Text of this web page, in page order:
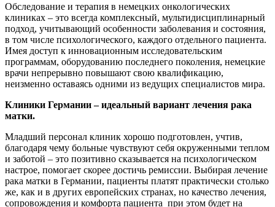
Обследование и терапия в немецких онкологических
клиниках – это всегда комплексный, мультидисциплинарный
подход, учитывающий особенности заболевания и состояния,
в том числе психологического, каждого отдельного пациента.
Имея доступ к инновационным исследовательским
программам, оборудованию последнего поколения, немецкие
врачи непрерывно повышают свою квалификацию,
неизменно оставаясь одними из ведущих специалистов мира.
Клиники Германии – идеальный вариант лечения рака
матки.
Младший персонал клиник хорошо подготовлен, учтив,
благодаря чему больные чувствуют себя окруженными теплом
и заботой – это позитивно сказывается на психологическом
настрое, помогает скорее достичь ремиссии. Выбирая лечение
рака матки в Германии, пациенты платят практически столько
же, как и в других европейских странах, но качество лечения,
сопровождения и комфорта пациента при этом будет на